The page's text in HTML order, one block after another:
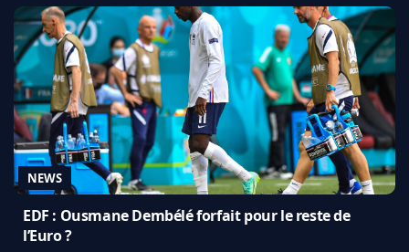
NEWS
EDF : Ousmane Dembélé forfait pour le reste de
l’Euro ?